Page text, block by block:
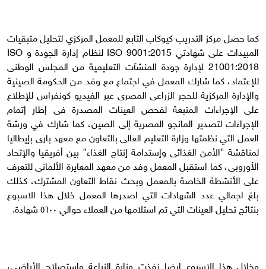
كما حصل مركز التدريب كيوكاب التابع للمعمل المركزي لتحليل متبقيات
المبيدات على شهادتي ISO 9001:2015 لنظام إدارة الجودة و ISO
21001:2018 لإدارة جودة المنشآت التعليمية من المجلس الوطنى
للإعتماد، كما شارك المعمل في اجتماع مع وفد من الحكومة الصينية
والإدارة المركزية للحجر الزراعى المصرى عبر الفيديو كونفراس للإطلاع
على الإجراءات المتبعة لفحص العينات المصدرة فى إطار إتمام
الإجراءات لتصدير المانجو المصرية إلى الصين، كما شارك في ورشة
العمل التي نظمتها وزارة التعليم العالى بالتعاون مع معهد بارى بإيطاليا
لمناقشة "الأمن الغذائى وإستدامة إنتاج الغذاء" بين أفريقيا والإتحاد
الأوروبى، كما استقبل المعمل وفد من معهد المعايرة الألمانى للتعرف
على الأنشطة الخاصة بالمعمل وبحث نقاط التعاون المشترك، كذلك
بلغ اجمالي عدد الشهادات التي اصدرها المعمل خلال هذا الاسبوع
بنتائج تحليل العينات التي تم استلامها من العملاء حوالي ٥٦٠٠ شهادة.
وخلال هذا الاسبوع ايضا نفذت وزارة الزراعة واستصلاح الأراضي،